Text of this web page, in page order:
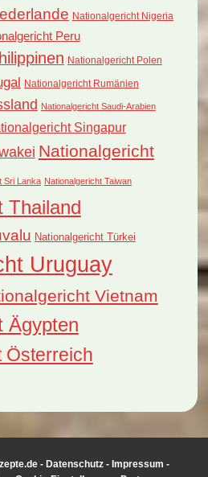
Nationalgericht Nigeria
Peru
Nationalgericht Polen
Nationalgericht Rumänien
Nationalgericht Saudi-Arabien
Singapur
Nationalgericht
Sri Lanka Nationalgericht Taiwan
Thailand
Nationalgericht Türkei
Uruguay
Vietnam
Ägypten
Österreich
- Datenschutz - Impressum -